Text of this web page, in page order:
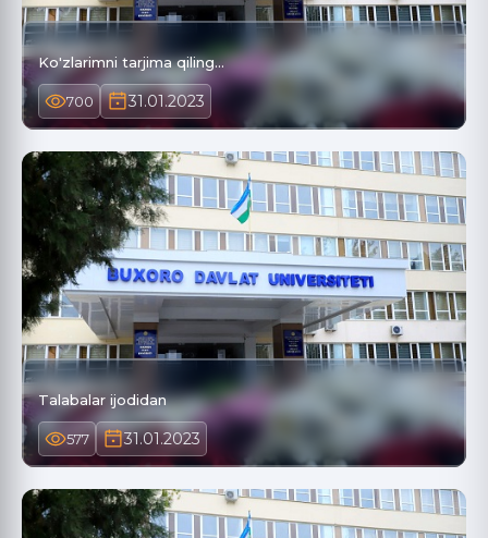
Ko'zlarimni tarjima qiling...
700 31.01.2023
Talabalar ijodidan
577 31.01.2023